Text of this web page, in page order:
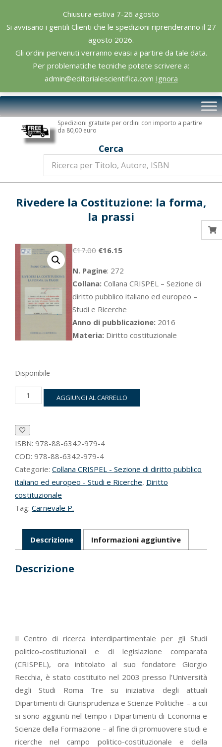
Chiusura estiva 7-26 agosto
Si avvisano i gentili Clienti che le spedizioni riprenderanno il 27
agosto 2026.
Gli ordini pervenuti verranno evasi a partire da tale data.
Per problematiche tecniche potete scrivere a:
admin@editorialescientifica.com Ignora
content
Editoriale
Scientifica
Primary
Navigation
Spedizioni gratuite per ordini con importo a partire
da 80,00 euro
Cerca
Rivedere la Costituzione: la forma,
la prassi
€17.00 Il
originale
era:
€17.00.
€16.15Il
attuale
è:
€16.15.
N. Pagine: 272
Collana: Collana CRISPEL – Sezione di
diritto pubblico italiano ed europeo –
Studi e Ricerche
Anno di pubblicazione: 2016
Materia: Diritto costituzionale
Disponibile
Rivedere
la
forma,
la
prassi
AGGIUNGI AL CARRELLO
ISBN: 978-88-6342-979-4
COD: 978-88-6342-979-4
Categorie: Collana CRISPEL - Sezione di diritto pubblico
italiano ed europeo - Studi e Ricerche, Diritto
costituzionale
Tag: Carnevale P.
Descrizione Informazioni aggiuntive
Descrizione
Il Centro di ricerca interdipartimentale per gli Studi
politico-costituzionali e di legislazione comparata
(CRISPEL), ora intitolato al suo fondatore Giorgio
Recchia, è stato costituito nel 2003 presso l’Università
degli Studi Roma Tre su iniziativa degli attuali
Dipartimenti di Giurisprudenza e Scienze Politiche – a cui
si sono aggiunti nel tempo i Dipartimenti di Economia e
Scienze della Formazione – al fine di promuovere studi e
ricerche nel campo politico-costituzionale e della